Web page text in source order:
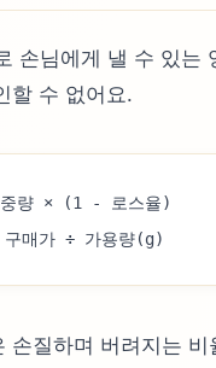
손님에게 낼 수 있는
할 수 없어요.
중량 × (1 - 로스율)
매가 ÷ 가용량(g)
손질하며 버려지는